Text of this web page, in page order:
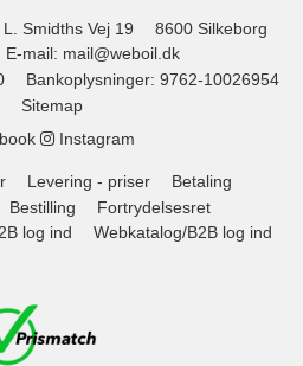
L. Smidths Vej 19
8600 Silkeborg
E-mail: mail@weboil.dk
Bankoplysninger: 9762-10026954
Sitemap
Instagram
Levering - priser
Betaling
Bestilling
Fortrydelsesret
log ind
Webkatalog/B2B log ind